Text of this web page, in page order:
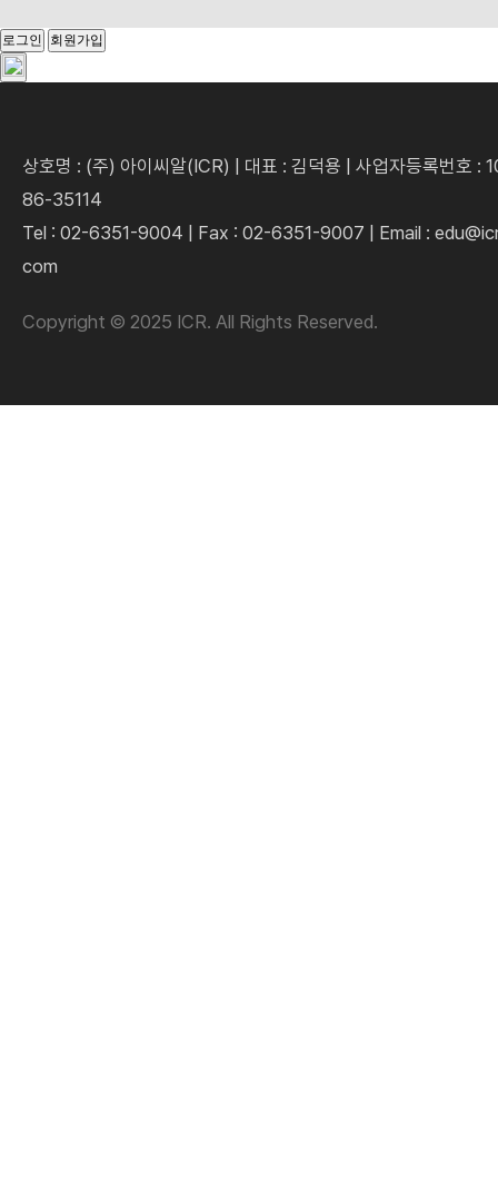
로그인 회원가입
상호명 : (주) 아이씨알(ICR) | 대표 : 김덕용 | 사업자등록번호 :
86-35114
Tel : 02-6351-9004 | Fax : 02-6351-9007 | Email :
com
Copyright © 2025 ICR. All Rights Reserved.